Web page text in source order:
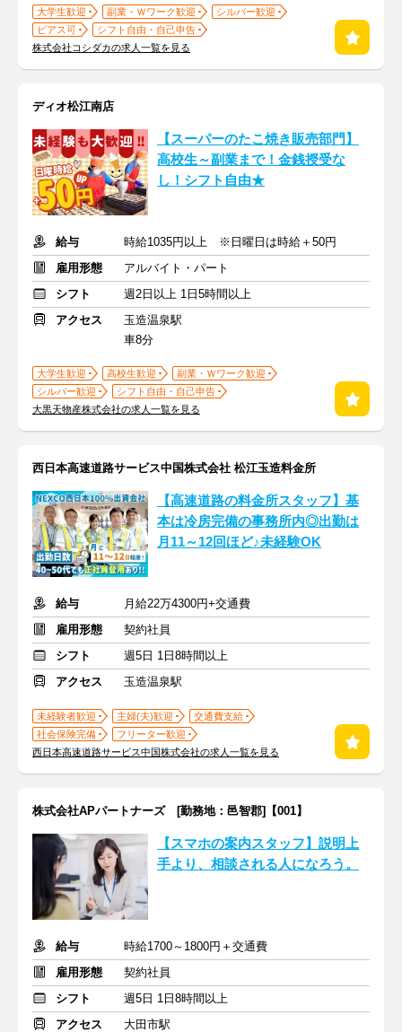
大学生歓迎 副業・Ｗワーク歓迎
シルバー歓迎
ピアス可
シフト自由・自己申告
株式会社コシダカの求人一覧を見る
ディオ松江南店
【スーパーのたこ焼き販売部門】
高校生～副業まで！金銭授受な
し！シフト自由★
給与
時給1035円以上 ※日曜日は時給＋50円
雇用形態
アルバイト・パート
シフト
週2日以上 1日5時間以上
アクセス
玉造温泉駅
車8分
大学生歓迎 高校生歓迎
副業・Ｗワーク歓迎
シルバー歓迎
シフト自由・自己申告
大黒天物産株式会社の求人一覧を見る
西日本高速道路サービス中国株式会社 松江玉造料金所
【高速道路の料金所スタッフ】基
本は冷房完備の事務所内◎出勤は
月11～12回ほど♪未経験OK
給与
月給22万4300円+交通費
雇用形態
契約社員
シフト
週5日 1日8時間以上
アクセス
玉造温泉駅
未経験者歓迎 主婦(夫)歓迎
交通費支給
社会保険完備
フリーター歓迎
西日本高速道路サービス中国株式会社の求人一覧を見る
株式会社APパートナーズ [勤務地：邑智郡]【001】
【スマホの案内スタッフ】説明上
手より、相談される人になろう。
給与
時給1700～1800円＋交通費
雇用形態
契約社員
シフト
週5日 1日8時間以上
アクセス
大田市駅